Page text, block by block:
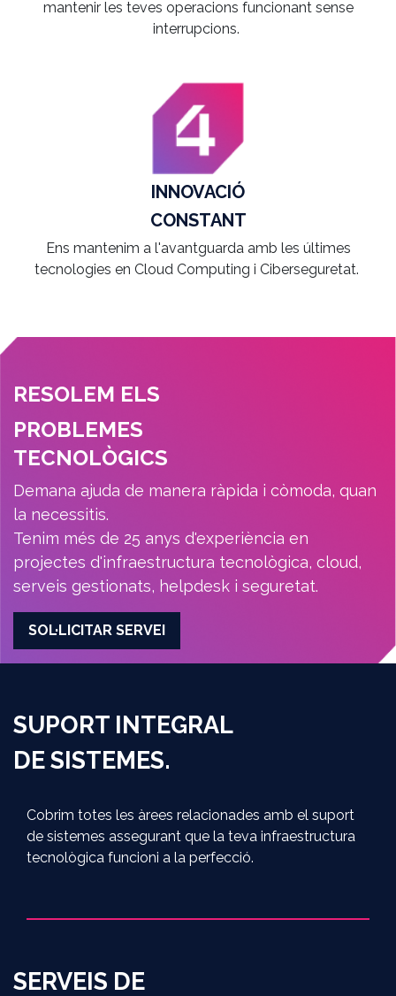
mantenir les teves operacions funcionant sense
interrupcions.
INNOVACIÓ
CONSTANT
Ens mantenim a l'avantguarda amb les últimes
tecnologies en Cloud Computing i Ciberseguretat.
RESOLEM ELS
PROBLEMES
TECNOLÒGICS
Demana ajuda de manera ràpida i còmoda, quan
la necessitis.
Tenim més de 25 anys d'experiència en
projectes d'infraestructura tecnològica, cloud,
serveis gestionats, helpdesk i seguretat.
SOL·LICITAR SERVEI
SUPORT INTEGRAL
DE SISTEMES.
Cobrim totes les àrees relacionades amb el suport
de sistemes assegurant que la teva infraestructura
tecnològica funcioni a la perfecció.
SERVEIS DE